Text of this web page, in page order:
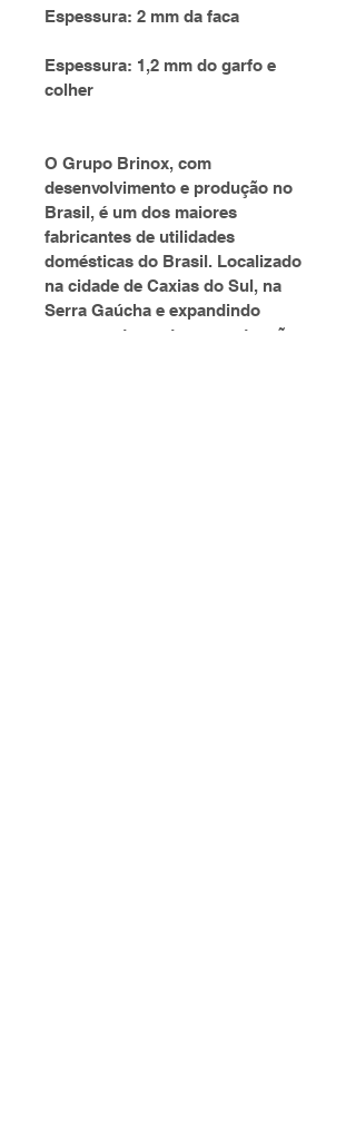
Espessura: 2 mm da faca
Espessura: 1,2 mm do garfo e
colher
O Grupo Brinox, com
desenvolvimento e produção no
Brasil, é um dos maiores
fabricantes de utilidades
domésticas do Brasil. Localizado
na cidade de Caxias do Sul, na
Serra Gaúcha e expandindo
permanentemente a sua atuação